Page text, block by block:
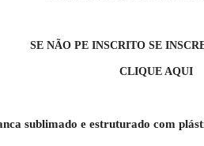
SE NÃO PE INSCRITO SE
CLIQUE AQUI
sublimado e estruturado com